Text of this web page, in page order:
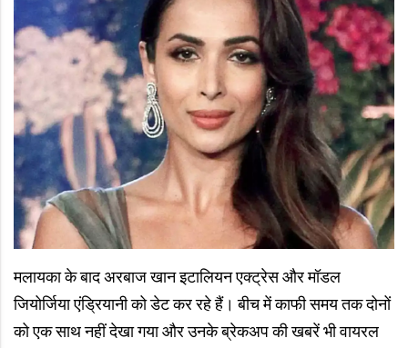
मलायका के बाद अरबाज खान इटालियन एक्ट्रेस और मॉडल
जियोर्जिया एंड्रियानी को डेट कर रहे हैं। बीच में काफी समय तक दोनों
को एक साथ नहीं देखा गया और उनके ब्रेकअप की खबरें भी वायरल